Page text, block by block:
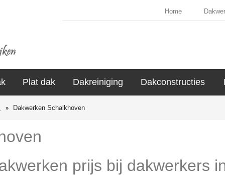
Home
Plat dak Dakreiniging Dakconstructies
Dakwerken Schalkhoven
prijs bij dakwerkers